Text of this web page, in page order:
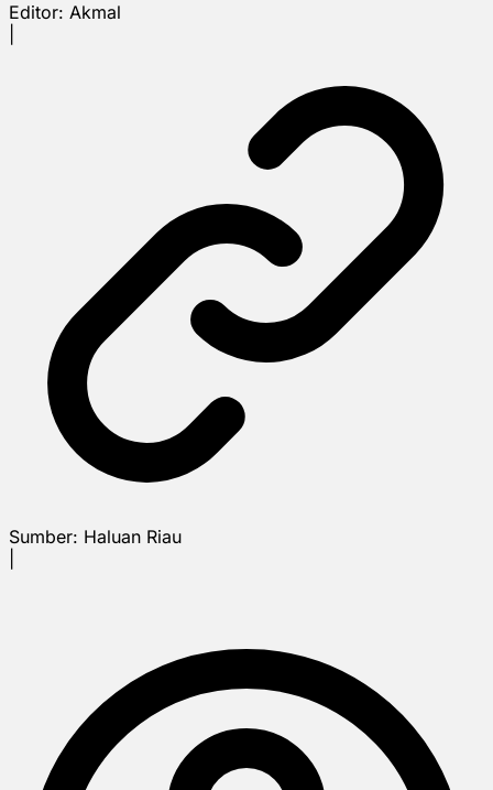
Editor: Akmal
Sumber: Haluan Riau